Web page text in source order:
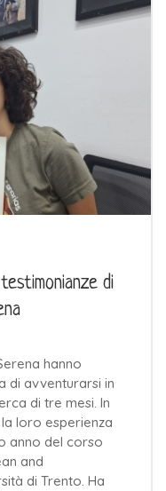
di
hanno
di avventurarsi in
di tre mesi. In
loro esperienza
anno del corso
and
di Trento. Ha